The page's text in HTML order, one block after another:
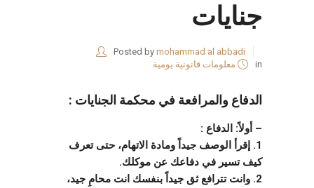
جنايات
Posted by mohammad al abbadi
in
معلومات قانونية يومية
الدفاع والمرافعة في محكمة الجنايات :
– أولاً: الدفاع :
1. إقرأ الوصف جيداً ومادة الاتهام، حتى تعرف
كيف تسير في دفاعك عن موكلك.
2. وانت تترافع ثق جيداً بنفسك انت محامِ جيد،